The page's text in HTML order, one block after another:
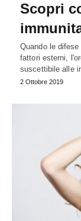
Scopri
Quando le
fattori esterni,
suscettibile alle
2 Ottobre 2019